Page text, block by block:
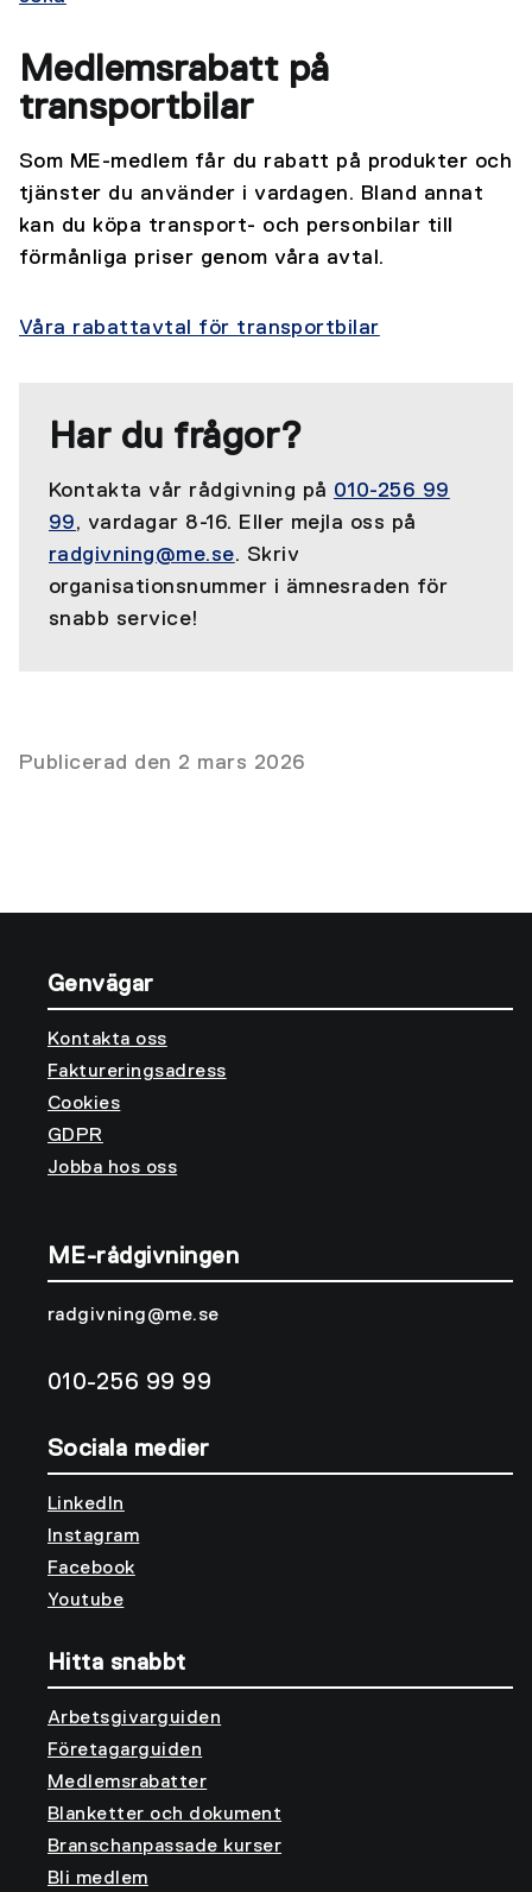
Medlemsrabatt på
transportbilar
Som ME-medlem får du rabatt på produkter och
tjänster du använder i vardagen. Bland annat
kan du köpa transport- och personbilar till
förmånliga priser genom våra avtal.
Våra rabattavtal för transportbilar
Har du frågor?
Kontakta vår rådgivning på 010-256 99
99, vardagar 8-16. Eller mejla oss på
radgivning@me.se. Skriv
organisationsnummer i ämnesraden för
snabb service!
Publicerad den 2 mars 2026
Genvägar
Kontakta oss
Faktureringsadress
Cookies
GDPR
Jobba hos oss
ME-rådgivningen
radgivning@me.se
010-256 99 99
Sociala medier
LinkedIn
Instagram
Facebook
Youtube
Hitta snabbt
Arbetsgivarguiden
Företagarguiden
Medlemsrabatter
Blanketter och dokument
Branschanpassade kurser
Bli medlem